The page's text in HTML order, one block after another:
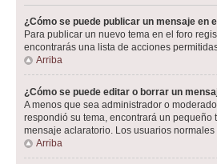
¿Cómo se puede publicar un mensaje en
Para publicar un nuevo tema en el foro
encontrarás una lista de acciones
Arriba
¿Cómo se puede editar o borrar un
A menos que sea administrador o
respondió su tema, encontrará un
mensaje aclaratorio. Los usuarios
Arriba